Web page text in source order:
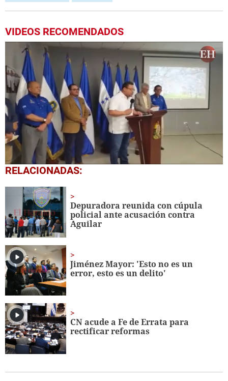
VIDEOS RECOMENDADOS
0
seconds
minutes,
seconds
RELACIONADAS:
Depuradora reunida con cúpula
policial ante acusación contra
Aguilar
Jiménez Mayor: 'Esto no es un
error, esto es un delito'
CN acude a Fe de Errata para
rectificar reformas